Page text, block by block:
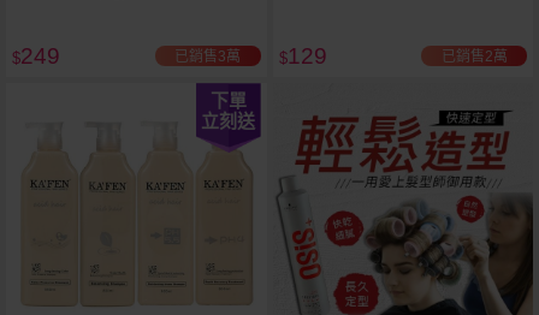
$249 已銷售3萬 $129 已銷售2萬
下單
立刻送